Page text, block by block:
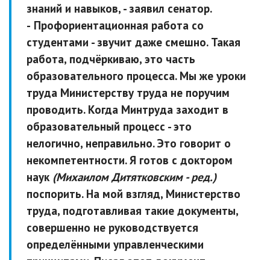
знаний и навыков, - заявил сенатор.
- Профориентационная работа со
студентами - звучит даже смешно. Такая
работа, подчёркиваю, это часть
образовательного процесса. Мы же уроки
труда Министерству труда не поручим
проводить. Когда Минтруда заходит в
образовательный процесс - это
нелогично, неправильно. Это говорит о
некомпетентности. Я готов с доктором
наук (Михаилом Дитятковским - ред.)
поспорить. На мой взгляд, Министерство
труда, подготавливая такие документы,
совершенно не руководствуется
определёнными управленческими